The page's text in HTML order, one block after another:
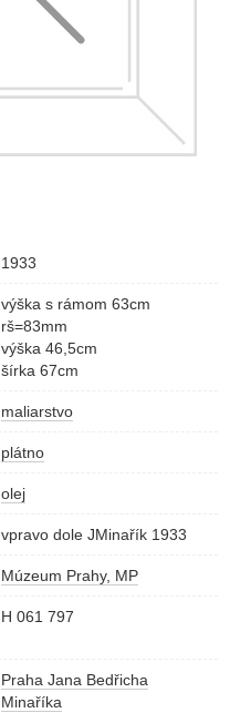
1933
výška s rámom 63cm
rš=83mm
výška 46,5cm
šírka 67cm
maliarstvo
plátno
olej
vpravo dole JMinařík 1933
Múzeum Prahy, MP
H 061 797
Praha Jana Bedřicha
Minaříka